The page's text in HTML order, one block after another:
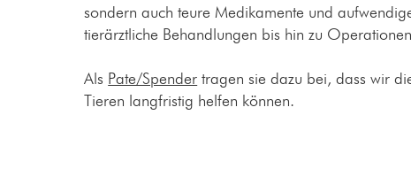
sondern auch teure Medikamente und
tierärztliche Behandlungen bis hin zu
Als Pate/Spender tragen sie dazu bei, dass wir
Tieren langfristig helfen können.